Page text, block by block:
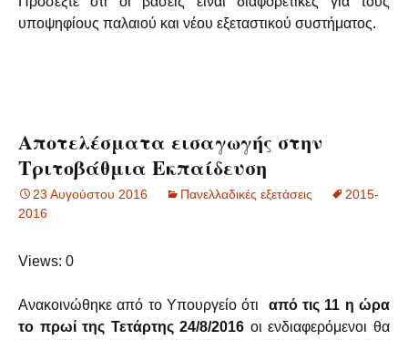
υποψηφίους παλαιού και νέου εξεταστικού συστήματος.
Αποτελέσματα εισαγωγής στην
Τριτοβάθμια Εκπαίδευση
23 Αυγούστου 2016 Πανελλαδικές εξετάσεις
2015-
2016
Views: 0
Ανακοινώθηκε από το Υπουργείο ότι από τις 11 η ώρα
το πρωί της Τετάρτης 24/8/2016 οι ενδιαφερόμενοι θα